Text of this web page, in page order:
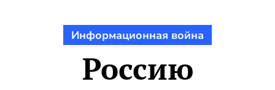
Информационная война
Россию